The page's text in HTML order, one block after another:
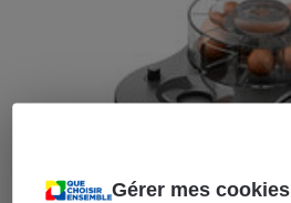
Gérer mes cookies